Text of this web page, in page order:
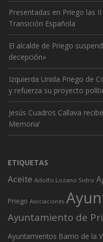
Presentadas en Priego las
Transición Española
El alcalde de Priego
decepción»
Izquierda Unida Priego de
y refuerza su proyecto
Jesús Cuadros Callava
Memoria’
ETIQUETAS
Aceite Adolfo Lozano Sidro
Priego Asociaciones
Ayuntamiento de
Ayuntamientos Barrio de la